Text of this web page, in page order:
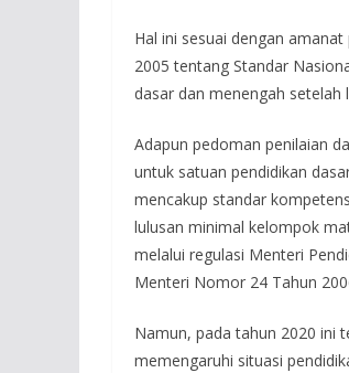
Hal ini sesuai dengan
2005 tentang Standar
dasar dan menengah setelah
Adapun pedoman penilaian
untuk satuan pendidikan
mencakup standar
lulusan minimal kelompok
melalui regulasi Menteri
Menteri Nomor 24 Tahun
Namun, pada tahun 2020 ini
memengaruhi situasi